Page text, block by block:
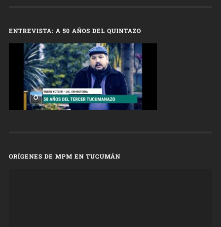
ENTREVISTA: A 50 AÑOS DEL QUINTAZO
ORÍGENES DE MPM EN TUCUMÁN